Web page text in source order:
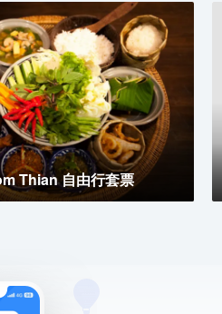
Thian 自由行套票